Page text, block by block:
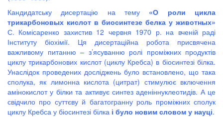
Кандидатську дисертацію на тему «О роли цикла
трикарбоновых кислот в биосинтезе белка у животных»
С. Комісаренко захистив 12 червня 1970 р. на вченій раді
Інституту біохімії. Ця дисертаційна робота присвячена
важливому питанню – з’ясуванню ролі проміжних продуктів
циклу трикарбонових кислот (циклу Кребса) в біосинтезі білка.
Унаслідок проведених досліджень було встановлено, що така
сполука, як лимонна кислота (цитрат) стимулює включення
амінокислот у білки та активує синтез аденіннуклеотидів. А це
свідчило про суттєву й багатогранну роль проміжних сполук
циклу Кребса у біосинтезі білка і було новим словом у науці.